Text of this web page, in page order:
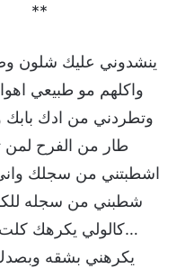
**
ينشدوني عليك شلون
واكلهم مو طبيعي
وتطردني من ادك بابك
طار من الفرح لمن
اشطبتني من سجلك
شطبني من سجله
…كالولي يكرهك
يكرهني بشقه